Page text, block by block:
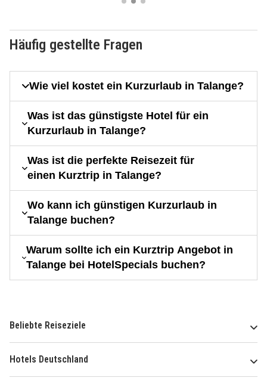
Häufig gestellte Fragen
Wie viel kostet ein Kurzurlaub in Talange?
Was ist das günstigste Hotel für ein
Kurzurlaub in Talange?
Was ist die perfekte Reisezeit für
einen Kurztrip in Talange?
Wo kann ich günstigen Kurzurlaub in
Talange buchen?
Warum sollte ich ein Kurztrip Angebot in
Talange bei HotelSpecials buchen?
Beliebte Reiseziele
Hotels Deutschland